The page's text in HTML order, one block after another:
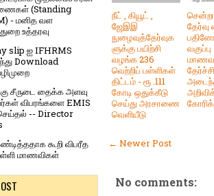
நீட் , கியூட் ,
ஜேஇஇ
நுழைவுத்தேர்வுக
ளுக்கு பயிற்சி
வழங்க 236
வெற்றிப் பள்ளிகள்
திட்டம் - ரூ .111
கோடி ஒதுக்கீடு
செய்து அரசாணை
வெளியீடு
தேர்வு
வகுப்பு
தேர்ச்சி
← Newer Post
No comments:
(Standing
- மனித வள
உத்தரவு
slip ஐ IFHRMS
Download
சீருடை தைக்க அளவு
விபரங்களை EMIS
-- Director
கூறி விபரீத
மாணவிகள்